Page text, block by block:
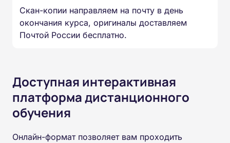
Скан-копии направляем на почту в день
окончания курса, оригиналы доставляем
Почтой России бесплатно.
Доступная интерактивная
платформа дистанционного
обучения
Онлайн-формат позволяет вам проходить